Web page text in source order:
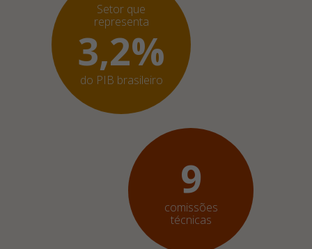
Setor que
representa
3,2%
do PIB brasileiro
9
comissões
técnicas